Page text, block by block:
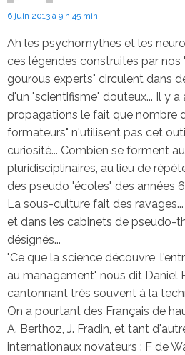
6 juin 2013 à 9 h 45 min
Ah les psychomythes et les
ces légendes construites par nos
gourous experts" circulent dans
d'un "scientifisme" douteux... Il y a
propagations le fait que nombre
formateurs" n'utilisent pas cet
curiosité... Combien se forment
pluridisciplinaires, au lieu de
des pseudo "écoles" des années
La sous-culture fait des
et dans les cabinets de pseudo-
désignés...
"Ce que la science découvre,
au management" nous dit Daniel
cantonnant très souvent à la
On a pourtant des Français de
A. Berthoz, J. Fradin, et tant
internationaux novateurs : F de